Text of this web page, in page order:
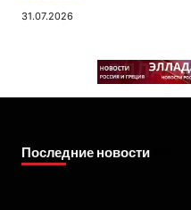
31.07.2026
Последние новости